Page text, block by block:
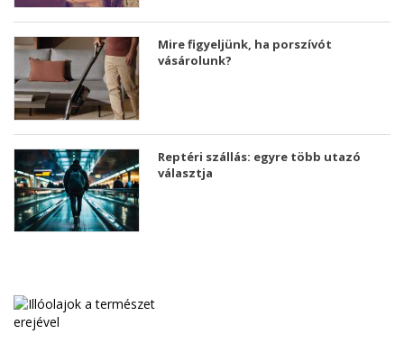
Mire figyeljünk, ha porszívót
vásárolunk?
Reptéri szállás: egyre több utazó
választja